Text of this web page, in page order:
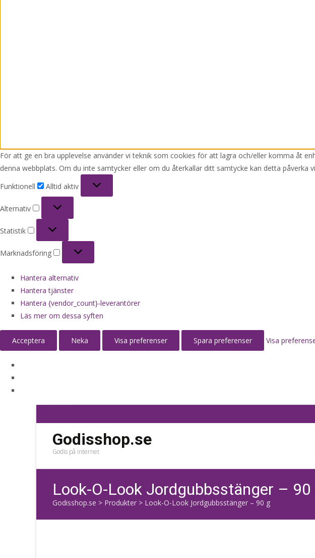
För att ge en bra upplevelse använder vi teknik som cookies för att lagra och/eller komma åt
denna webbplats. Om du inte samtycker eller om du återkallar ditt samtycke kan detta påverka
Funktionell
Alltid aktiv
Alternativ
Statistik
Marknadsföring
Hantera alternativ
Hantera tjänster
Hantera {vendor_count}-leverantörer
Läs mer om dessa syften
Acceptera Neka Visa preferenser Spara preferenser Visa
Godisshop.se
Godis på internet
Look-O-Look Jordgubbsstänger – 90
Godisshop.se > Produkter > Look-O-Look Jordgubbsstänger – 90 g